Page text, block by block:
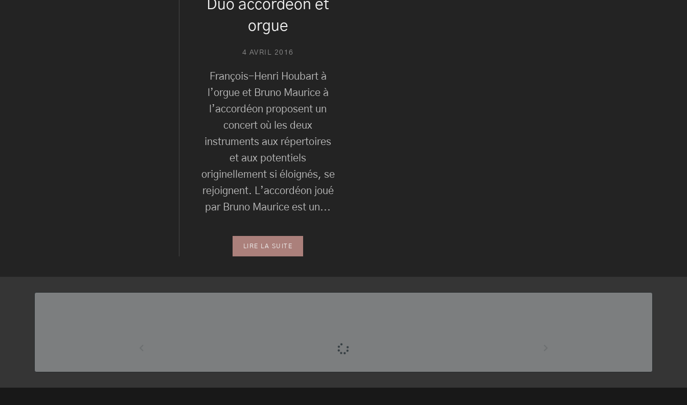
Duo accordéon et
orgue
4 AVRIL 2016
François-Henri Houbart à
l’orgue et Bruno Maurice à
l’accordéon proposent un
concert où les deux
instruments aux répertoires
et aux potentiels
originellement si éloignés, se
rejoignent. L’accordéon joué
par Bruno Maurice est un...
LIRE LA SUITE